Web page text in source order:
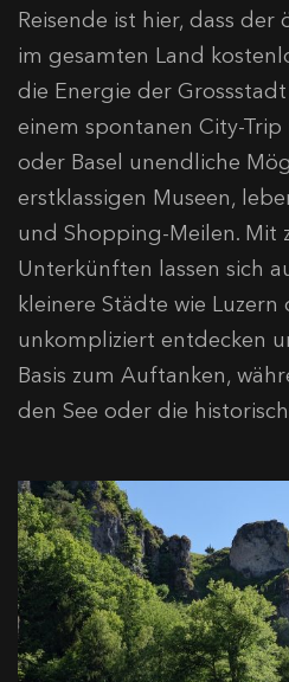
Reisende ist hier, dass
im gesamten Land
die Energie der
einem spontanen City-
oder Basel unendliche
erstklassigen Museen,
und Shopping-Meilen. Mit
Unterkünften lassen sich
kleinere Städte wie Luzern
unkompliziert entdecken
Basis zum Auftanken,
den See oder die